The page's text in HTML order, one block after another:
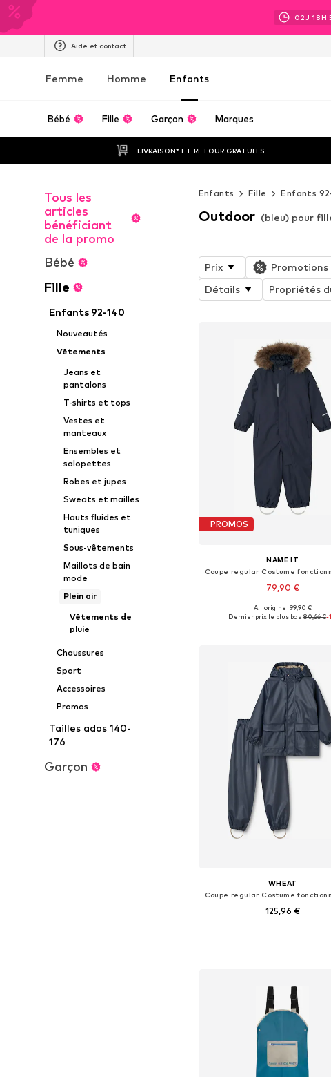
02J 18H
Aide et contact
Femme Homme Enfants
Bébé Fille Garçon Marques
LIVRAISON* ET RETOUR GRATUITS
Tous les
articles
bénéficiant
de la promo
Bébé
Fille
Enfants 92-140
Nouveautés
Vêtements
Jeans et
pantalons
T-shirts et tops
Vestes et
manteaux
Ensembles et
salopettes
Robes et jupes
Sweats et mailles
Hauts fluides et
tuniques
Sous-vêtements
Maillots de bain
mode
Plein air
Vêtements de
pluie
Chaussures
Sport
Accessoires
Promos
Tailles ados 140-
176
Garçon
Enfants Fille Enfants
Outdoor (bleu) pour
Prix Promotions
Détails
Propriétés
PROMOS
NAME IT
79,90 €
Disponible en plusieurs
À l'origine : 99,90 €
Dernier prix le plus bas :80,66 €-
WHEAT
125,96 €